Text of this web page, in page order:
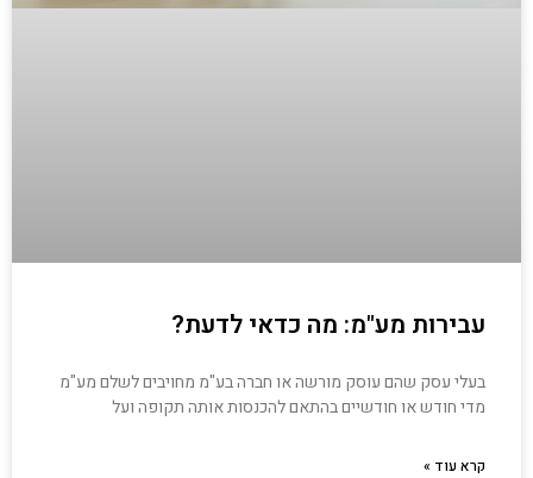
עבירות מע"מ: מה כדאי לדעת?
בעלי עסק שהם עוסק מורשה או חברה בע"מ מחויבים לשלם מע"מ
מדי חודש או חודשיים בהתאם להכנסות אותה תקופה ועל
קרא עוד »